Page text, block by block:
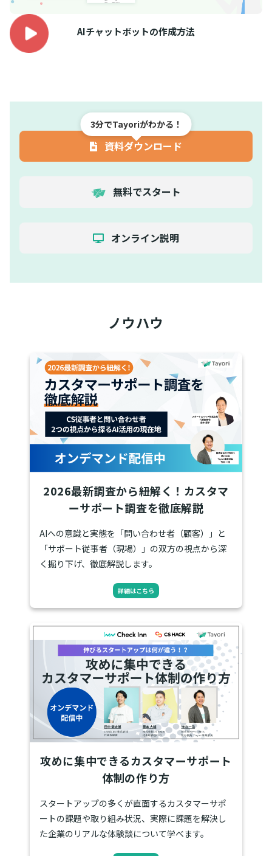
AIチャットボットの作成方法
3分でTayoriがわかる！
資料ダウンロード
無料でスタート
オンライン説明
ノウハウ
2026最新調査から紐解く！カスタマ
ーサポート調査を徹底解説
AIへの意識と実態を「問い合わせ者（顧客）」と
「サポート従事者（現場）」の双方の視点から深
く掘り下げ、徹底解説します。
詳細はこちら
攻めに集中できるカスタマーサポート
体制の作り方
スタートアップの多くが直面するカスタマーサポ
ートの課題や取り組み状況、実際に課題を解決し
た企業のリアルな体験談について学べます。